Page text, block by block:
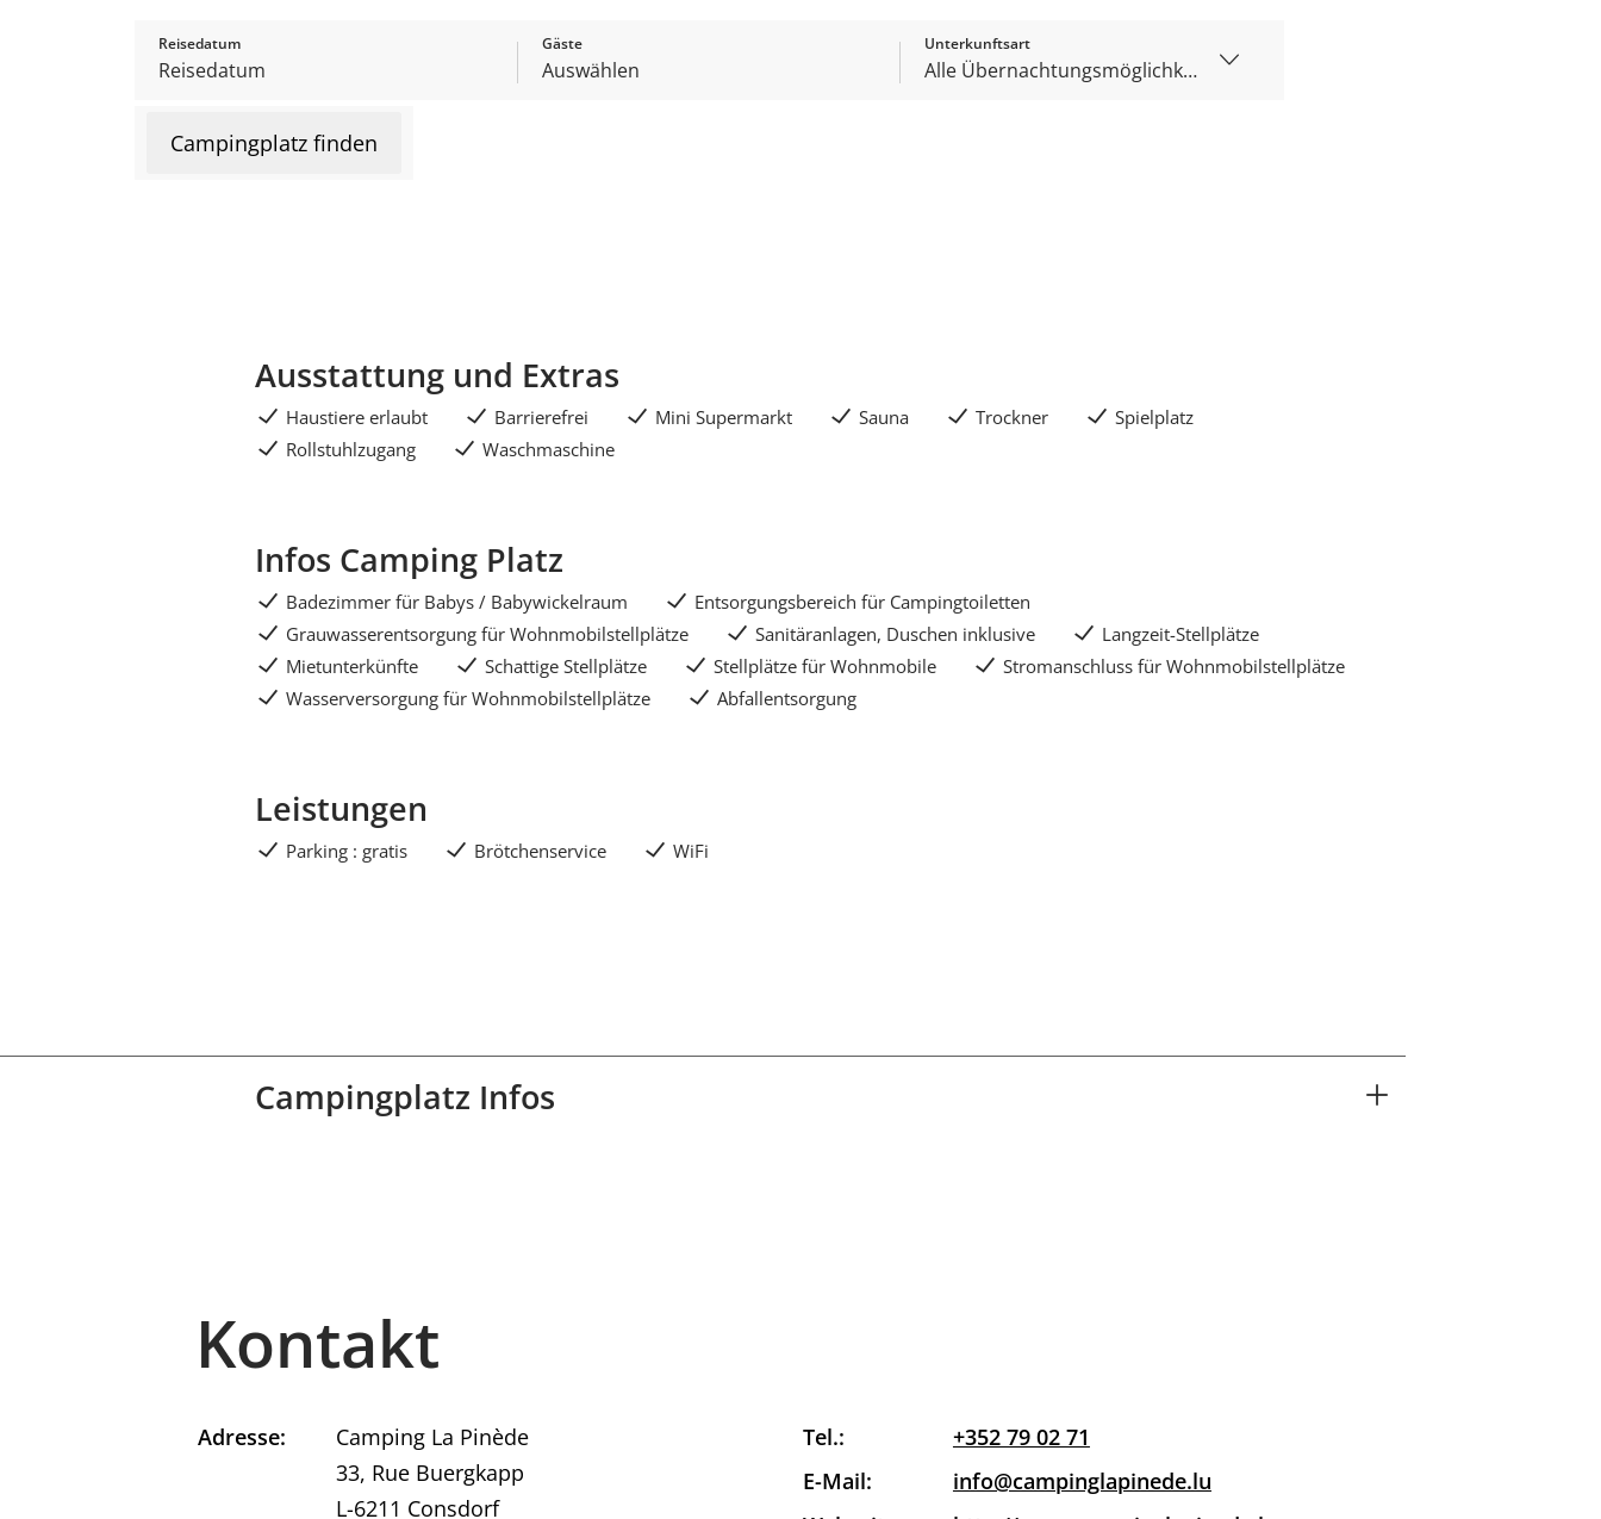
Reisedatum Gäste Unterkunftsart
Campingplatz finden
Ausstattung und Extras
Haustiere erlaubt Barrierefrei Mini Supermarkt Sauna Trockner
Spielplatz
Rollstuhlzugang
Waschmaschine
Infos Camping Platz
Badezimmer für Babys / Babywickelraum
Entsorgungsbereich für Campingtoiletten
Grauwasserentsorgung für Wohnmobilstellplätze
Sanitäranlagen, Duschen inklusive
Langzeit-Stellplätze
Mietunterkünfte
Schattige Stellplätze Stellplätze für Wohnmobile
Stromanschluss für Wohnmobilstellplätze
Wasserversorgung für Wohnmobilstellplätze
Abfallentsorgung
Leistungen
Parking : gratis Brötchenservice WiFi
Campingplatz Infos
Kontakt
Adresse:
Camping La Pinède
33, Rue Buergkapp
L-6211 Consdorf
Tel.:
+352 79 02 71
E-Mail:
info@campinglapinede.lu